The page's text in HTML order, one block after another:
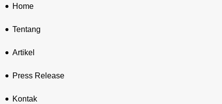
Home
Tentang
Artikel
Press Release
Kontak